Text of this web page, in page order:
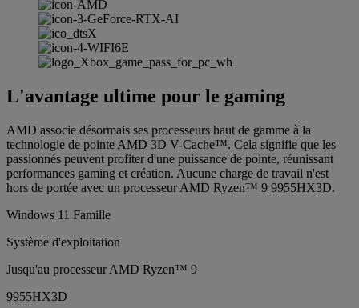
L'avantage ultime pour le gaming
AMD associe désormais ses processeurs haut de gamme à la
technologie de pointe AMD 3D V-Cache™. Cela signifie que les
passionnés peuvent profiter d'une puissance de pointe, réunissant
performances gaming et création. Aucune charge de travail n'est
hors de portée avec un processeur AMD Ryzen™ 9 9955HX3D.
Windows 11 Famille
Système d'exploitation
Jusqu'au processeur AMD Ryzen™ 9
9955HX3D